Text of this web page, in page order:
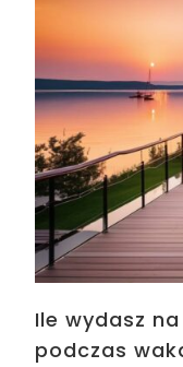
Ile wydasz
podczas